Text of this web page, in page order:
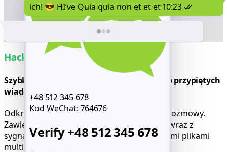
+48 512 345 678
Kod WeChat: 764676
Verify +48 512 345 678
ich! 😎 HI’ve Quia quia non et et et10:23
Hackuj czaty WeChat
Szybki dostęp do usuniętych, ukrytych lub przypiętych
wiadomości
Odkryj pełną historię wiadomości z każdej rozmowy.
Zawiera czaty prywatne, grupowe i ukryte, wraz z
sygnaturami czasowymi, linkami, załączonymi plikami
multimedialnymi i reakcjami emoji.